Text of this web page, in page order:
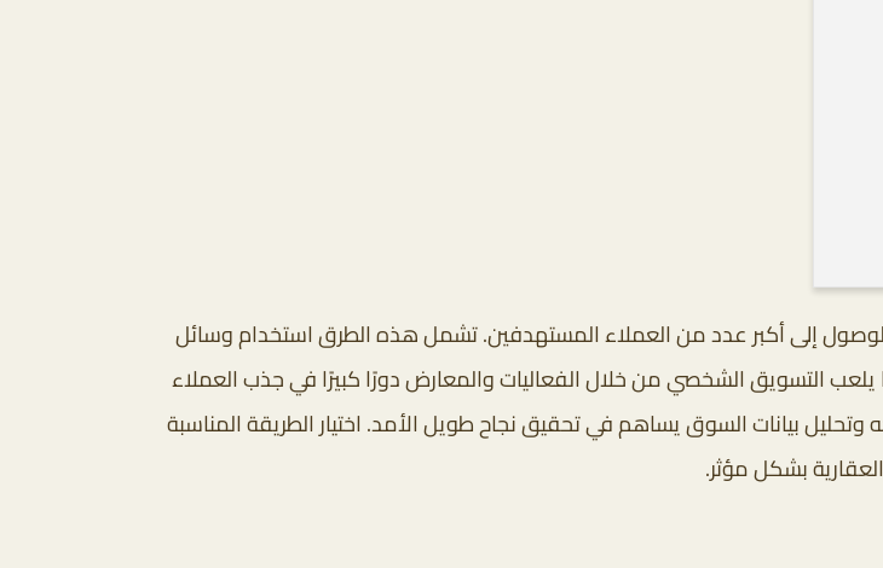
إلى أكبر عدد من العملاء المستهدفين. تشمل هذه الطرق استخدام وسائل
يلعب التسويق الشخصي من خلال الفعاليات والمعارض دورًا كبيرًا في جذب العملاء
بيانات السوق يساهم في تحقيق نجاح طويل الأمد. اختيار الطريقة المناسبة
بشكل مؤثر.